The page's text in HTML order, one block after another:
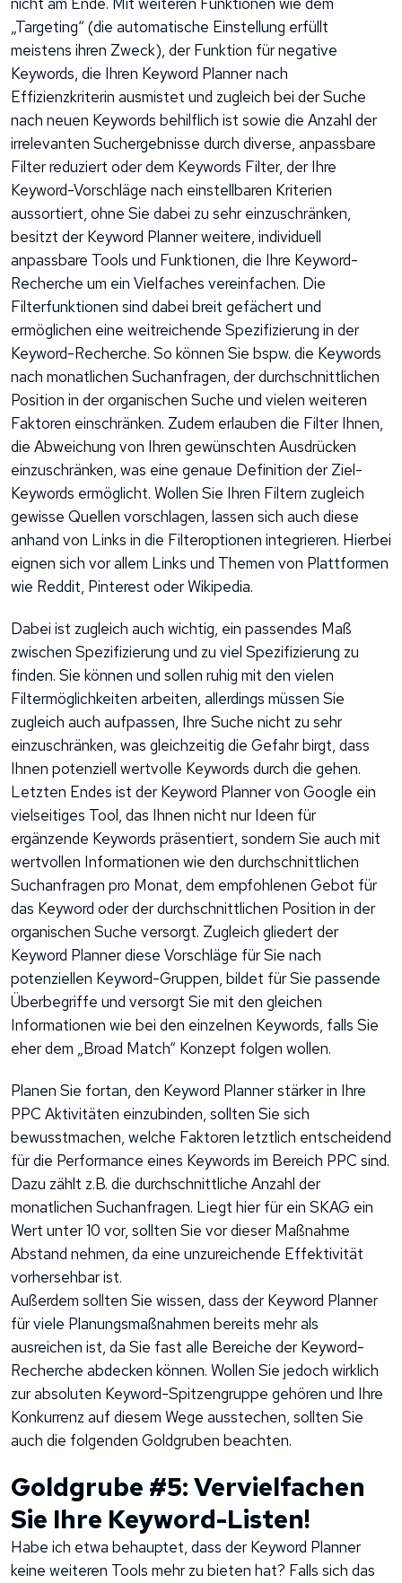
„Targeting“ (die automatische Einstellung erfüllt
meistens ihren Zweck), der Funktion für negative
Keywords, die Ihren Keyword Planner nach
Effizienzkriterin ausmistet und zugleich bei der Suche
nach neuen Keywords behilflich ist sowie die Anzahl der
irrelevanten Suchergebnisse durch diverse, anpassbare
Filter reduziert oder dem Keywords Filter, der Ihre
Keyword-Vorschläge nach einstellbaren Kriterien
aussortiert, ohne Sie dabei zu sehr einzuschränken,
besitzt der Keyword Planner weitere, individuell
anpassbare Tools und Funktionen, die Ihre Keyword-
Recherche um ein Vielfaches vereinfachen. Die
Filterfunktionen sind dabei breit gefächert und
ermöglichen eine weitreichende Spezifizierung in der
Keyword-Recherche. So können Sie bspw. die Keywords
nach monatlichen Suchanfragen, der durchschnittlichen
Position in der organischen Suche und vielen weiteren
Faktoren einschränken. Zudem erlauben die Filter Ihnen,
die Abweichung von Ihren gewünschten Ausdrücken
einzuschränken, was eine genaue Definition der Ziel-
Keywords ermöglicht. Wollen Sie Ihren Filtern zugleich
gewisse Quellen vorschlagen, lassen sich auch diese
anhand von Links in die Filteroptionen integrieren. Hierbei
eignen sich vor allem Links und Themen von Plattformen
wie Reddit, Pinterest oder Wikipedia.
Dabei ist zugleich auch wichtig, ein passendes Maß
zwischen Spezifizierung und zu viel Spezifizierung zu
finden. Sie können und sollen ruhig mit den vielen
Filtermöglichkeiten arbeiten, allerdings müssen Sie
zugleich auch aufpassen, Ihre Suche nicht zu sehr
einzuschränken, was gleichzeitig die Gefahr birgt, dass
Ihnen potenziell wertvolle Keywords durch die gehen.
Letzten Endes ist der Keyword Planner von Google ein
vielseitiges Tool, das Ihnen nicht nur Ideen für
ergänzende Keywords präsentiert, sondern Sie auch mit
wertvollen Informationen wie den durchschnittlichen
Suchanfragen pro Monat, dem empfohlenen Gebot für
das Keyword oder der durchschnittlichen Position in der
organischen Suche versorgt. Zugleich gliedert der
Keyword Planner diese Vorschläge für Sie nach
potenziellen Keyword-Gruppen, bildet für Sie passende
Überbegriffe und versorgt Sie mit den gleichen
Informationen wie bei den einzelnen Keywords, falls Sie
eher dem „Broad Match“ Konzept folgen wollen.
Planen Sie fortan, den Keyword Planner stärker in Ihre
PPC Aktivitäten einzubinden, sollten Sie sich
bewusstmachen, welche Faktoren letztlich entscheidend
für die Performance eines Keywords im Bereich PPC sind.
Dazu zählt z.B. die durchschnittliche Anzahl der
monatlichen Suchanfragen. Liegt hier für ein SKAG ein
Wert unter 10 vor, sollten Sie vor dieser Maßnahme
Abstand nehmen, da eine unzureichende Effektivität
vorhersehbar ist.
Außerdem sollten Sie wissen, dass der Keyword Planner
für viele Planungsmaßnahmen bereits mehr als
ausreichen ist, da Sie fast alle Bereiche der Keyword-
Recherche abdecken können. Wollen Sie jedoch wirklich
zur absoluten Keyword-Spitzengruppe gehören und Ihre
Konkurrenz auf diesem Wege ausstechen, sollten Sie
auch die folgenden Goldgruben beachten.
Goldgrube #5: Vervielfachen
Sie Ihre Keyword-Listen!
Habe ich etwa behauptet, dass der Keyword Planner
keine weiteren Tools mehr zu bieten hat? Falls sich das